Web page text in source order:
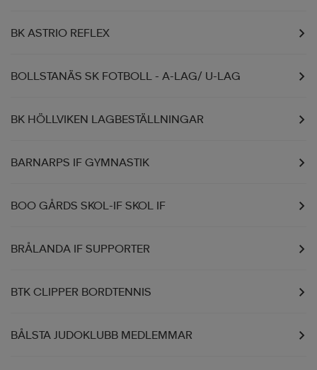
BK ASTRIO REFLEX
BOLLSTANÄS SK FOTBOLL - A-LAG/ U-LAG
BK HÖLLVIKEN LAGBESTÄLLNINGAR
BARNARPS IF GYMNASTIK
BOO GÅRDS SKOL-IF SKOL IF
BRÅLANDA IF SUPPORTER
BTK CLIPPER BORDTENNIS
BÅLSTA JUDOKLUBB MEDLEMMAR